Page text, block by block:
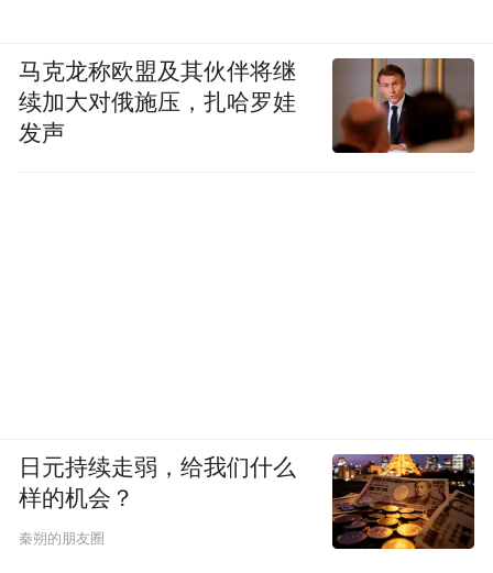
马克龙称欧盟及其伙伴将继
续加大对俄施压，扎哈罗娃
发声
日元持续走弱，给我们什么
样的机会？
秦朔的朋友圈